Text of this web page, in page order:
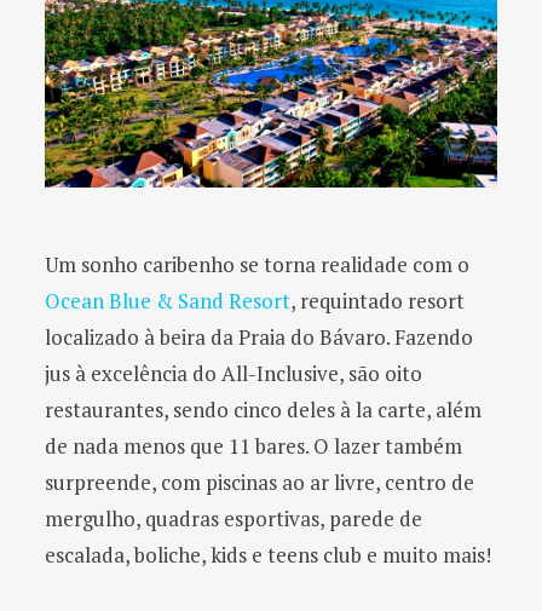
Um sonho caribenho se torna realidade com o
Ocean Blue & Sand Resort, requintado resort
localizado à beira da Praia do Bávaro. Fazendo
jus à excelência do All-Inclusive, são oito
restaurantes, sendo cinco deles à la carte, além
de nada menos que 11 bares. O lazer também
surpreende, com piscinas ao ar livre, centro de
mergulho, quadras esportivas, parede de
escalada, boliche, kids e teens club e muito mais!